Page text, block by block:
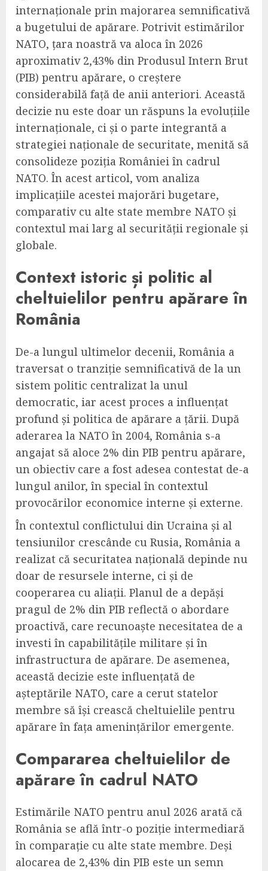
internaționale prin majorarea semnificativă
a bugetului de apărare. Potrivit estimărilor
NATO, țara noastră va aloca în 2026
aproximativ 2,43% din Produsul Intern Brut
(PIB) pentru apărare, o creștere
considerabilă față de anii anteriori. Această
decizie nu este doar un răspuns la evoluțiile
internaționale, ci și o parte integrantă a
strategiei naționale de securitate, menită să
consolideze poziția României în cadrul
NATO. În acest articol, vom analiza
implicațiile acestei majorări bugetare,
comparativ cu alte state membre NATO și
contextul mai larg al securității regionale și
globale.
Context istoric și politic al
cheltuielilor pentru apărare în
România
De-a lungul ultimelor decenii, România a
traversat o tranziție semnificativă de la un
sistem politic centralizat la unul
democratic, iar acest proces a influențat
profund și politica de apărare a țării. După
aderarea la NATO în 2004, România s-a
angajat să aloce 2% din PIB pentru apărare,
un obiectiv care a fost adesea contestat de-a
lungul anilor, în special în contextul
provocărilor economice interne și externe.
În contextul conflictului din Ucraina și al
tensiunilor crescânde cu Rusia, România a
realizat că securitatea națională depinde nu
doar de resursele interne, ci și de
cooperarea cu aliații. Planul de a depăși
pragul de 2% din PIB reflectă o abordare
proactivă, care recunoaște necesitatea de a
investi în capabilitățile militare și în
infrastructura de apărare. De asemenea,
această decizie este influențată de
așteptările NATO, care a cerut statelor
membre să își crească cheltuielile pentru
apărare în fața amenințărilor emergente.
Compararea cheltuielilor de
apărare în cadrul NATO
Estimările NATO pentru anul 2026 arată că
România se află într-o poziție intermediară
în comparație cu alte state membre. Deși
alocarea de 2,43% din PIB este un semn